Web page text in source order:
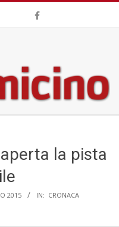
la pista
2015 IN: CRONACA